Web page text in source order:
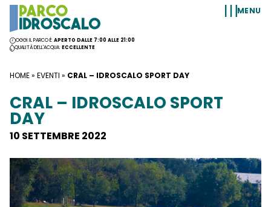
Vai al contenuto
OGGI IL PARCO È:APERTO DALLE 7:00 ALLE 21:00
QUALITÀ DELL'ACQUA:ECCELLENTE
MENU
HOME» EVENTI » CRAL – IDROSCALO SPORT DAY
CRAL – IDROSCALO SPORT
DAY
10 SETTEMBRE 2022